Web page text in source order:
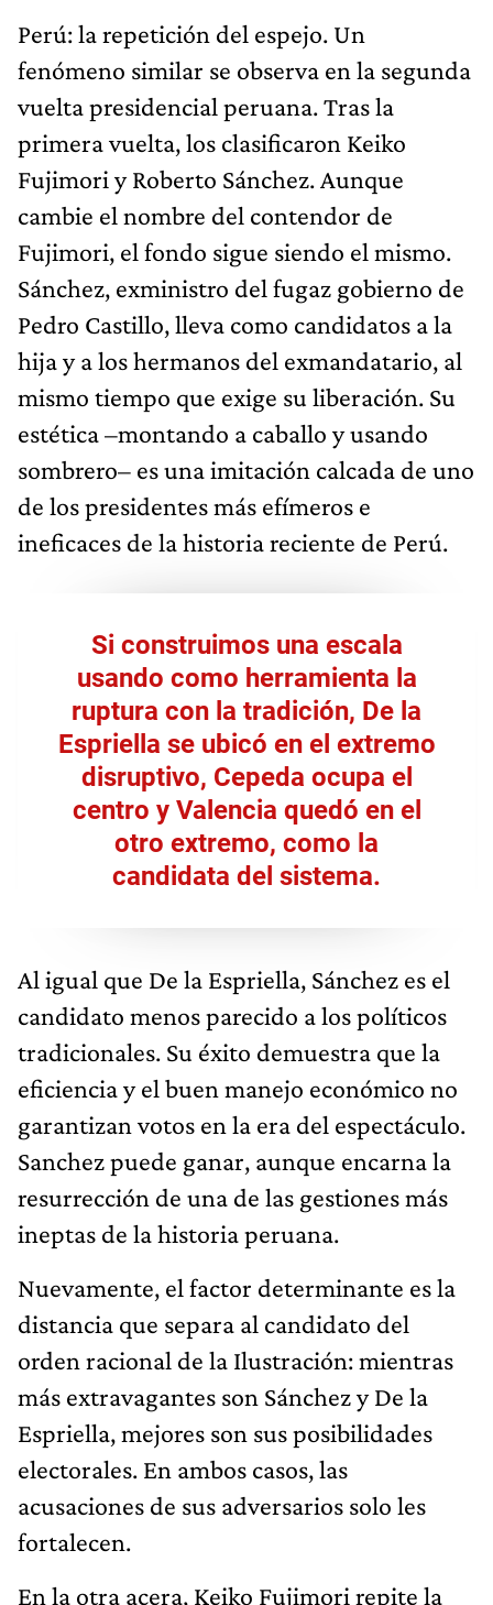
Perú: la repetición del espejo. Un
fenómeno similar se observa en la segunda
vuelta presidencial peruana. Tras la
primera vuelta, los clasificaron Keiko
Fujimori y Roberto Sánchez. Aunque
cambie el nombre del contendor de
Fujimori, el fondo sigue siendo el mismo.
Sánchez, exministro del fugaz gobierno de
Pedro Castillo, lleva como candidatos a la
hija y a los hermanos del exmandatario, al
mismo tiempo que exige su liberación. Su
estética –montando a caballo y usando
sombrero– es una imitación calcada de uno
de los presidentes más efímeros e
ineficaces de la historia reciente de Perú.
Si construimos una escala
usando como herramienta la
ruptura con la tradición, De la
Espriella se ubicó en el extremo
disruptivo, Cepeda ocupa el
centro y Valencia quedó en el
otro extremo, como la
candidata del sistema.
Al igual que De la Espriella, Sánchez es el
candidato menos parecido a los políticos
tradicionales. Su éxito demuestra que la
eficiencia y el buen manejo económico no
garantizan votos en la era del espectáculo.
Sanchez puede ganar, aunque encarna la
resurrección de una de las gestiones más
ineptas de la historia peruana.
Nuevamente, el factor determinante es la
distancia que separa al candidato del
orden racional de la Ilustración: mientras
más extravagantes son Sánchez y De la
Espriella, mejores son sus posibilidades
electorales. En ambos casos, las
acusaciones de sus adversarios solo les
fortalecen.
En la otra acera, Keiko Fujimori repite la